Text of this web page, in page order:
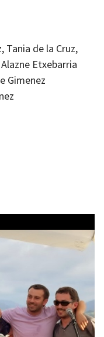
Tania de la Cruz,
Etxebarria
Gimenez